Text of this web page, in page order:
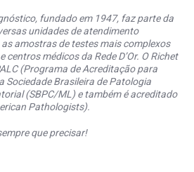
fundado em 1947, faz parte da
unidades de atendimento
amostras de testes mais complexos
médicos da Rede D’Or. O Richet
(Programa de Acreditação para
Sociedade Brasileira de Patologia
(SBPC/ML) e também é acreditado
Pathologists).
que precisar!